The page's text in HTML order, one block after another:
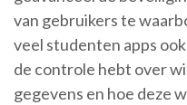
van gebruikers te
veel studenten apps
de controle hebt over
gegevens en hoe deze